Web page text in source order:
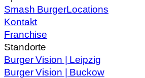
Smash BurgerLocations
Kontakt
Franchise
Standorte
Burger Vision | Leipzig
Burger Vision | Buckow